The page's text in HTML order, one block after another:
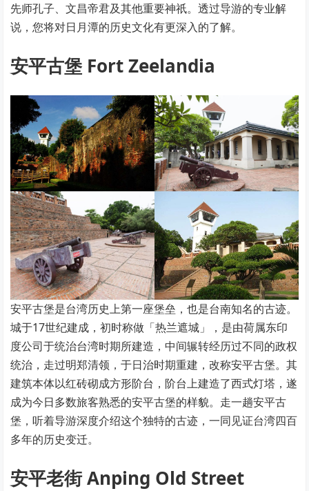
先师孔子、文昌帝君及其他重要神祇。透过导游的专业解
说，您将对日月潭的历史文化有更深入的了解。
安平古堡 Fort Zeelandia
安平古堡是台湾历史上第一座堡垒，也是台南知名的古迹。
城于17世纪建成，初时称做「热兰遮城」，是由荷属东印
度公司于统治台湾时期所建造，中间辗转经历过不同的政权
统治，走过明郑清领，于日治时期重建，改称安平古堡。其
建筑本体以红砖砌成方形阶台，阶台上建造了西式灯塔，遂
成为今日多数旅客熟悉的安平古堡的样貌。走一趟安平古
堡，听着导游深度介绍这个独特的古迹，一同见证台湾四百
多年的历史变迁。
安平老街 Anping Old Street